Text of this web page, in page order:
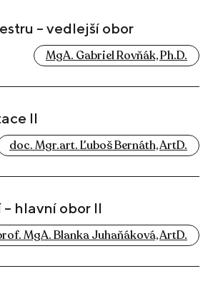
– vedlejší obor
MgA. Gabriel Rovňák, Ph.D.
II
doc. Mgr.art. Ľuboš Bernáth, ArtD.
hlavní obor II
MgA. Blanka Juhaňáková, ArtD.